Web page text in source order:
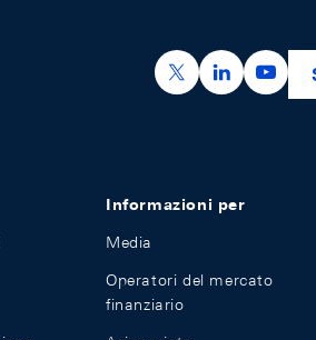
https://x.com/
https://
Informazioni per
Media
Operatori del mercato
finanziario